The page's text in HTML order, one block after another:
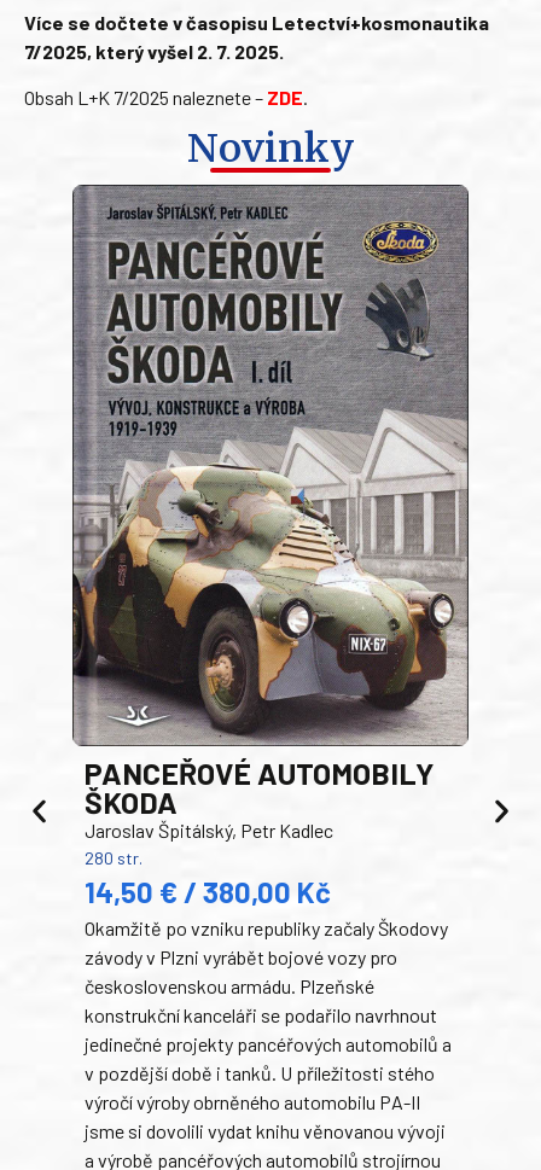
Více se dočtete v časopisu Letectví+kosmonautika
7/2025, který vyšel 2. 7. 2025.
Obsah L+K 7/2025 naleznete – ZDE.
Novinky
PANCEŘOVÉ AUTOMOBILY
ŠKODA
Jaroslav Špitálský, Petr Kadlec
280 str.
14,50 € / 380,00 Kč
Okamžitě po vzniku republiky začaly Škodovy
závody v Plzni vyrábět bojové vozy pro
československou armádu. Plzeňské
konstrukční kanceláři se podařilo navrhnout
jedinečné projekty pancéřových automobilů a
v pozdější době i tanků. U příležitosti stého
výročí výroby obrněného automobilu PA-II
jsme si dovolili vydat knihu věnovanou vývoji
a výrobě pancéřových automobilů strojírnou